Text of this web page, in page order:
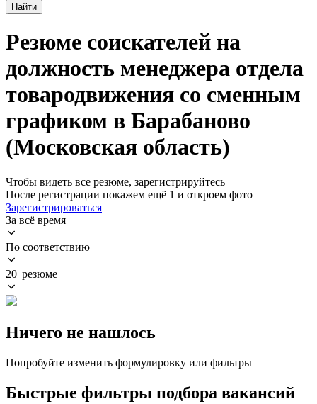
Найти
Резюме соискателей на
должность менеджера отдела
товародвижения со сменным
графиком в Барабаново
(Московская область)
Чтобы видеть все резюме, зарегистрируйтесь
После регистрации покажем ещё 1 и откроем фото
Зарегистрироваться
За всё время
По соответствию
20 резюме
Ничего не нашлось
Попробуйте изменить формулировку или фильтры
Быстрые фильтры подбора вакансий